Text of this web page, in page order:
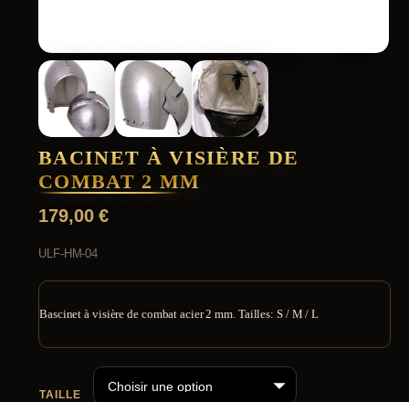
BACINET À VISIÈRE DE
COMBAT 2 MM
179,00€
ULF-HM-04
Bascinet à visière de combat acier 2 mm. Tailles: S / M / L
TAILLE